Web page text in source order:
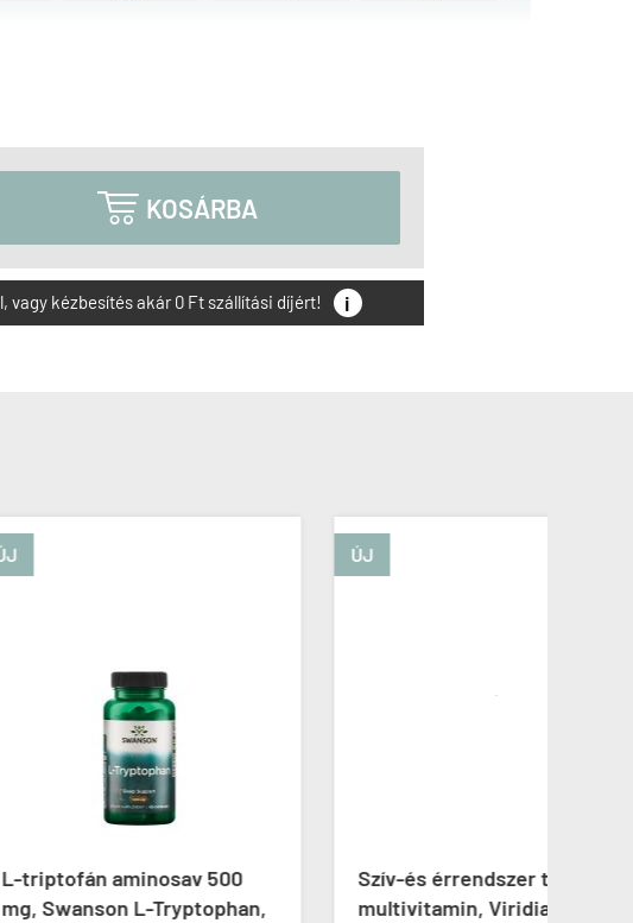
 KOSÁRBA
vagy kézbesítés akár 0 Ft szállítási díjért! i
500
L-Tryptophan,
Szív-és érrendszer támogató
multivitamin, Viridian Cardio